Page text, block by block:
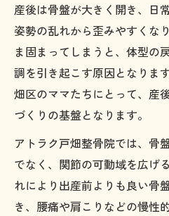
産後は骨盤が大きく開き、日
姿勢の乱れから歪みやすくな
ま固まってしまうと、体型の
調を引き起こす原因となりま
畑区のママたちにとって、産
づくりの基盤となります。
アトラク戸畑整骨院では、骨
でなく、関節の可動域を広げ
れにより出産前よりも良い骨
き、腰痛や肩こりなどの慢性